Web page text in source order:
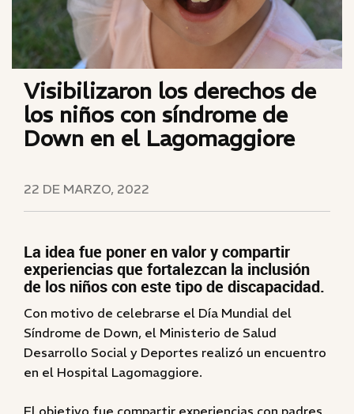
Visibilizaron los derechos de
los niños con síndrome de
Down en el Lagomaggiore
22 DE MARZO, 2022
La idea fue poner en valor y compartir
experiencias que fortalezcan la inclusión
de los niños con este tipo de discapacidad.
Con motivo de celebrarse el Día Mundial del
Síndrome de Down, el Ministerio de Salud
Desarrollo Social y Deportes realizó un encuentro
en el Hospital Lagomaggiore.
El objetivo fue compartir experiencias con padres